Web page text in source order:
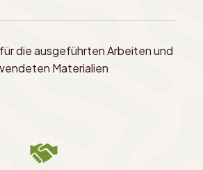
die ausgeführten Arbeiten und
Materialien